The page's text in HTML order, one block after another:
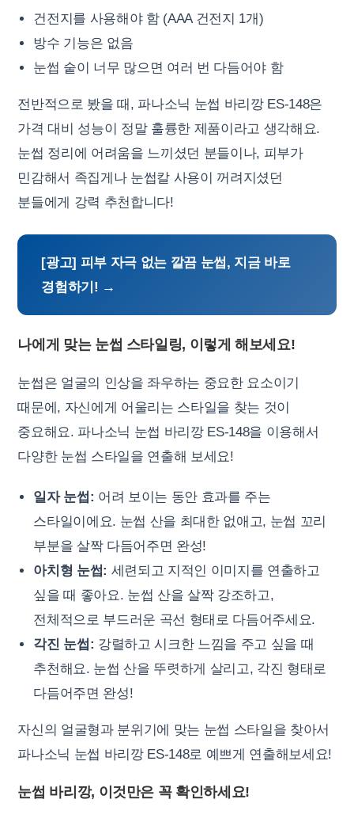
건전지를 사용해야 함 (AAA 건전지 1개)
방수 기능은 없음
눈썹 숱이 너무 많으면 여러 번 다듬어야 함
전반적으로 봤을 때, 파나소닉 눈썹 바리깡 ES-148은
가격 대비 성능이 정말 훌륭한 제품이라고 생각해요.
눈썹 정리에 어려움을 느끼셨던 분들이나, 피부가
민감해서 족집게나 눈썹칼 사용이 꺼려지셨던
분들에게 강력 추천합니다!
[광고] 피부 자극 없는 깔끔 눈썹, 지금 바로
경험하기! →
나에게 맞는 눈썹 스타일링, 이렇게 해보세요!
눈썹은 얼굴의 인상을 좌우하는 중요한 요소이기
때문에, 자신에게 어울리는 스타일을 찾는 것이
중요해요. 파나소닉 눈썹 바리깡 ES-148을 이용해서
다양한 눈썹 스타일을 연출해 보세요!
일자 눈썹: 어려 보이는 동안 효과를 주는
스타일이에요. 눈썹 산을 최대한 없애고, 눈썹 꼬리
부분을 살짝 다듬어주면 완성!
아치형 눈썹: 세련되고 지적인 이미지를 연출하고
싶을 때 좋아요. 눈썹 산을 살짝 강조하고,
전체적으로 부드러운 곡선 형태로 다듬어주세요.
각진 눈썹: 강렬하고 시크한 느낌을 주고 싶을 때
추천해요. 눈썹 산을 뚜렷하게 살리고, 각진 형태로
다듬어주면 완성!
자신의 얼굴형과 분위기에 맞는 눈썹 스타일을 찾아서
파나소닉 눈썹 바리깡 ES-148로 예쁘게 연출해보세요!
눈썹 바리깡, 이것만은 꼭 확인하세요!